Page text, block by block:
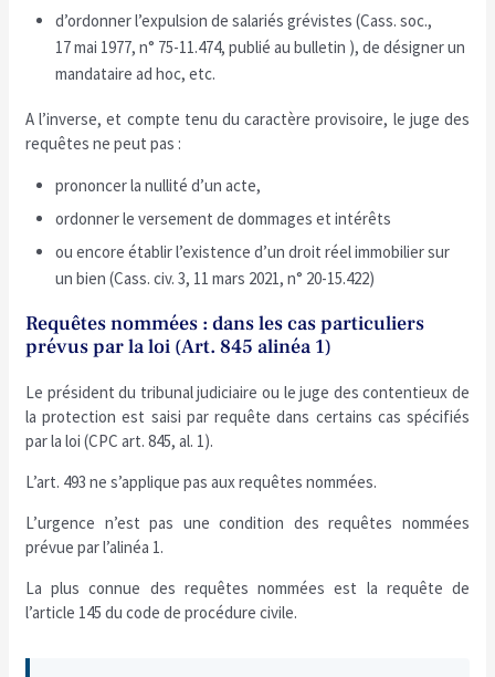
d’ordonner l’expulsion de salariés grévistes (Cass. soc.,
17 mai 1977, n° 75-11.474, publié au bulletin ), de désigner un
mandataire ad hoc, etc.
A l’inverse, et compte tenu du caractère provisoire, le juge des
requêtes ne peut pas :
prononcer la nullité d’un acte,
ordonner le versement de dommages et intérêts
ou encore établir l’existence d’un droit réel immobilier sur
un bien (Cass. civ. 3, 11 mars 2021, n° 20-15.422)
Requêtes nommées : dans les cas particuliers
prévus par la loi (Art. 845 alinéa 1)
Le président du tribunal judiciaire ou le juge des contentieux de
la protection est saisi par requête dans certains cas spécifiés
par la loi (CPC art. 845, al. 1).
L’art. 493 ne s’applique pas aux requêtes nommées.
L’urgence n’est pas une condition des requêtes nommées
prévue par l’alinéa 1.
La plus connue des requêtes nommées est la requête de
l’article 145 du code de procédure civile.